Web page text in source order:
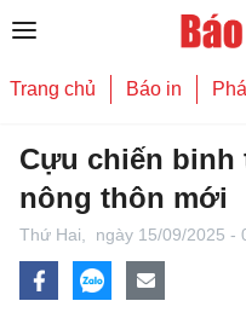
Trang chủ Báo in
Cựu chiến binh
nông thôn mới
Thứ Hai, ngày 15/09/2025 -